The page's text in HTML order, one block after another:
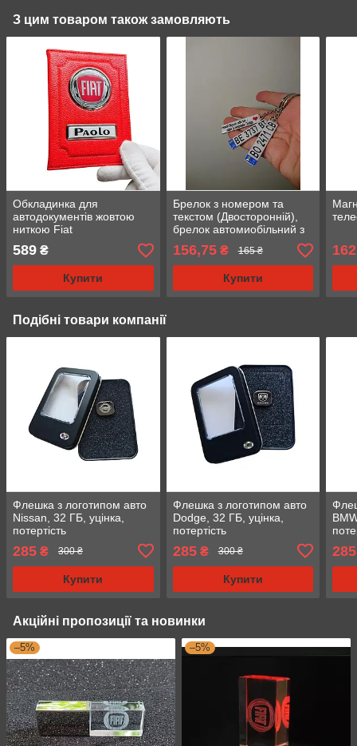
З цим товаром також замовляють
Обкладинка для
автодокументів жовтою
ниткою Fiat
589 ₴
Купити
Брелок з номером та
текстом (Двосторонній),
брелок автомиобільний з
логотипом
156,75₴ 165 ₴
Купити
162
Подібні товари компанії
Флешка з логотипом авто
Nissan, 32 ГБ, уцінка,
потертість
285 ₴ 300 ₴
Купити
Флешка з логотипом авто
Dodge, 32 ГБ, уцінка,
потертість
285₴ 300 ₴
Купити
285
Акційні пропозиції та новинки
–5% –5%